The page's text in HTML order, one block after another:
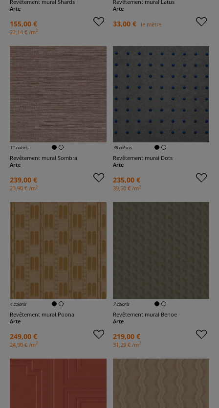
Revêtement mural Shards
Arte
155,00 €
22,14 € /m2
Revêtement mural Latus
Arte
33,00 € le mètre
11 coloris
Revêtement mural Sombra
Arte
239,00 €
23,90 € /m2
38 coloris
Revêtement mural Dots
Arte
235,00 €
39,50 € /m2
4 coloris
Revêtement mural Poona
Arte
249,00 €
24,90 € /m2
7 coloris
Revêtement mural Benoe
Arte
219,00 €
31,29 € /m2